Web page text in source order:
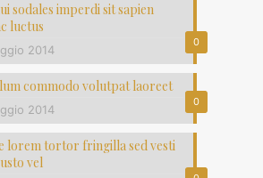
0
sodales imperdi sit sapien
luctus
2014
0
commodo volutpat laoreet
2014
lorem tortor fringilla sed vesti
vel